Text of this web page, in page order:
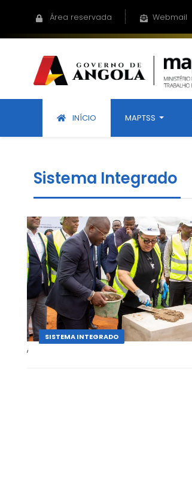
Área reservada Webmail
INÍCIO MAPTSS
Sistema Integrado
SEM CATEGORIA
,
SISTEMA INTEGRADO